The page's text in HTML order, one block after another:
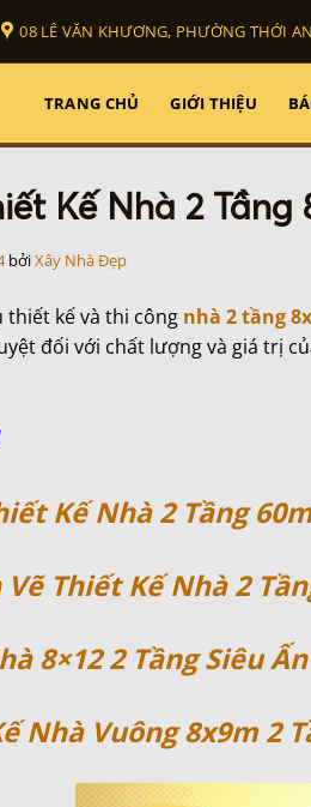
08 LÊ VĂN KHƯƠNG, PHƯỜNG THỚI
TRANG CHỦ GIỚI THIỆU
Kế Nhà 2
bởiXây Nhà Đẹp
thiết kế và thi công nhà 2 tầng
đối với chất lượng và giá trị
Kế Nhà 2 Tầng
Vẽ Thiết Kế Nhà 2
8×12 2 Tầng Siêu
Nhà Vuông 8x9m 2